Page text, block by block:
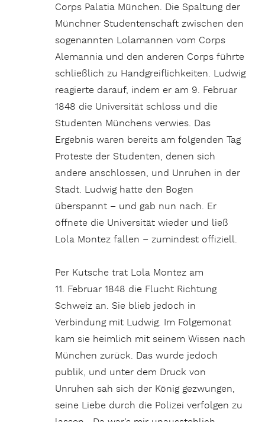
Corps Palatia München. Die Spaltung der
Münchner Studentenschaft zwischen den
sogenannten Lolamannen vom Corps
Alemannia und den anderen Corps führte
schließlich zu Handgreiflichkeiten. Ludwig
reagierte darauf, indem er am 9. Februar
1848 die Universität schloss und die
Studenten Münchens verwies. Das
Ergebnis waren bereits am folgenden Tag
Proteste der Studenten, denen sich
andere anschlossen, und Unruhen in der
Stadt. Ludwig hatte den Bogen
überspannt – und gab nun nach. Er
öffnete die Universität wieder und ließ
Lola Montez fallen – zumindest offiziell.
Per Kutsche trat Lola Montez am
11. Februar 1848 die Flucht Richtung
Schweiz an. Sie blieb jedoch in
Verbindung mit Ludwig. Im Folgemonat
kam sie heimlich mit seinem Wissen nach
München zurück. Das wurde jedoch
publik, und unter dem Druck von
Unruhen sah sich der König gezwungen,
seine Liebe durch die Polizei verfolgen zu